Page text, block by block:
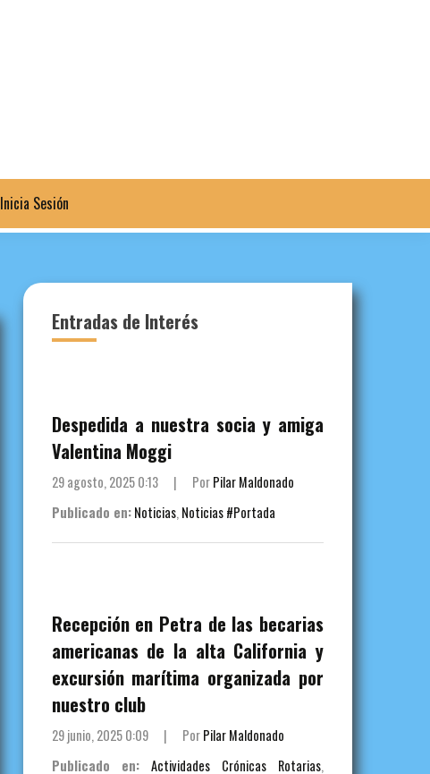
Inicia Sesión
Entradas de Interés
Despedida a nuestra socia y amiga
Valentina Moggi
29 agosto, 2025 0:13 | PorPilar Maldonado
Publicado en: Noticias, Noticias #Portada
Recepción en Petra de las becarias
americanas de la alta California y
excursión marítima organizada por
nuestro club
29 junio, 2025 0:09 | PorPilar Maldonado
Publicado en:
Actividades Crónicas Rotarias,